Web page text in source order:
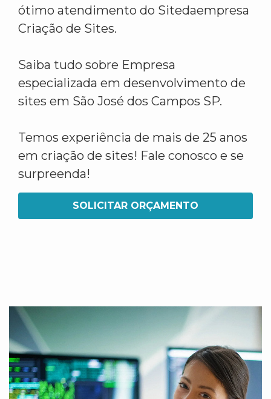
ótimo atendimento do Sitedaempresa
Criação de Sites.
Saiba tudo sobre Empresa
especializada em desenvolvimento de
sites em São José dos Campos SP.
Temos experiência de mais de 25 anos
em criação de sites! Fale conosco e se
surpreenda!
SOLICITAR ORÇAMENTO